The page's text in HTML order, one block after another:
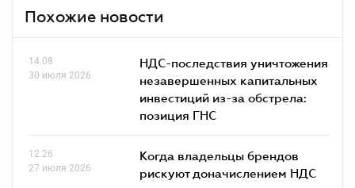
Похожие новости
14.08
30 июля 2026
НДС-последствия уничтожения
незавершенных капитальных
инвестиций из-за обстрела:
позиция ГНС
12.26
27 июля 2026
Когда владельцы брендов
рискуют доначислением НДС